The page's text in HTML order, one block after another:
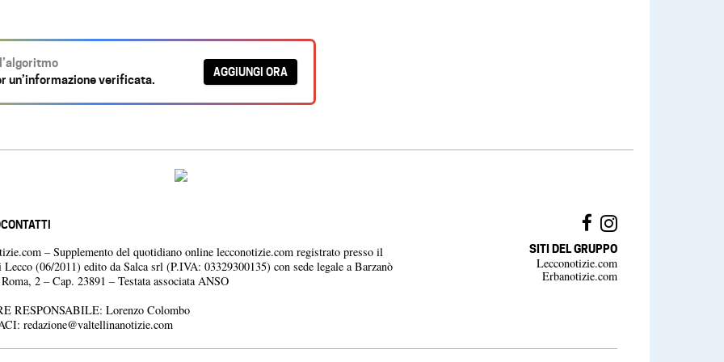
un’informazione verificata.
AGGIUNGI ORA
CONTATTI
– Supplemento del quotidiano online lecconotizie.com registrato presso il
(06/2011) edito da Salca srl (P.IVA: 03329300135) con sede legale a Barzanò
2 – Cap. 23891 – Testata associata ANSO
RESPONSABILE: Lorenzo Colombo
redazione@valtellinanotizie.com
SITI DEL GRUPPO
Lecconotizie.com
Erbanotizie.com